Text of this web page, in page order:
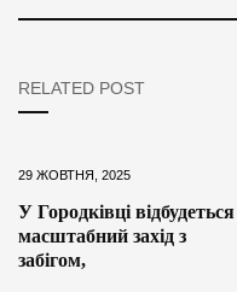
RELATED POST
29 ЖОВТНЯ, 2025
У Городківці відбудеться
масштабний захід з
забігом,